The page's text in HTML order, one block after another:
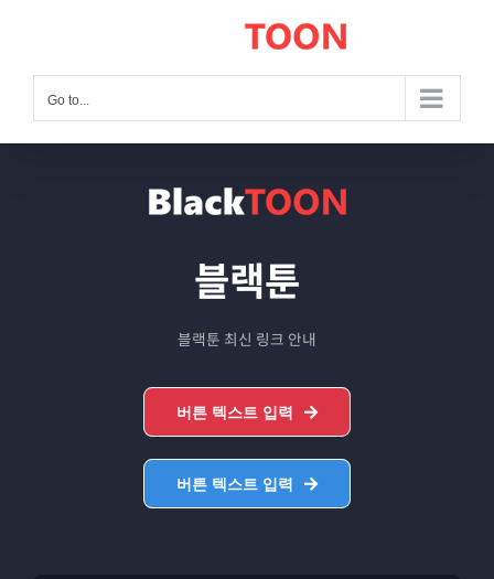
content
Go to...
블랙툰
블랙툰 최신 링크 안내
버튼 텍스트 입력
버튼 텍스트 입력